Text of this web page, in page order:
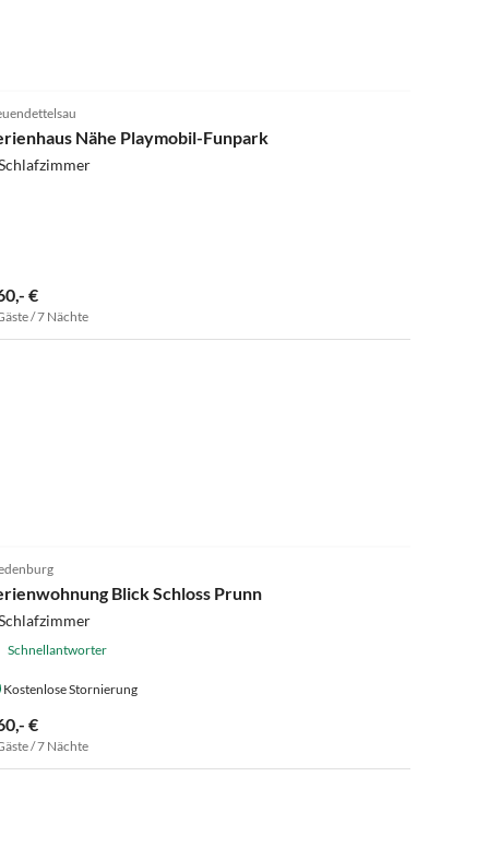
Nähe Playmobil-Funpark
€
/ 7 Nächte
Blick Schloss Prunn
Schnellantworter
Kostenlose Stornierung
€
/ 7 Nächte